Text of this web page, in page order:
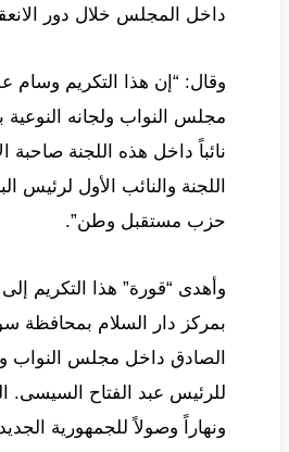
داخل المجلس خلال دور
وقال: “إن هذا التكريم
مجلس النواب ولجانه
نائباً داخل هذه اللجنة صاحبة
اللجنة والنائب الأول
حزب مستقبل وطن”.
وأهدى “قورة” هذا التكريم
بمركز دار السلام بمحافظة
الصادق داخل مجلس النواب
للرئيس عبد الفتاح السيسى.
ونهاراً وصولاً للجمهورية